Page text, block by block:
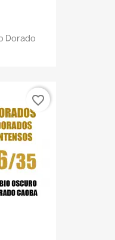
Dorado
favorite_border